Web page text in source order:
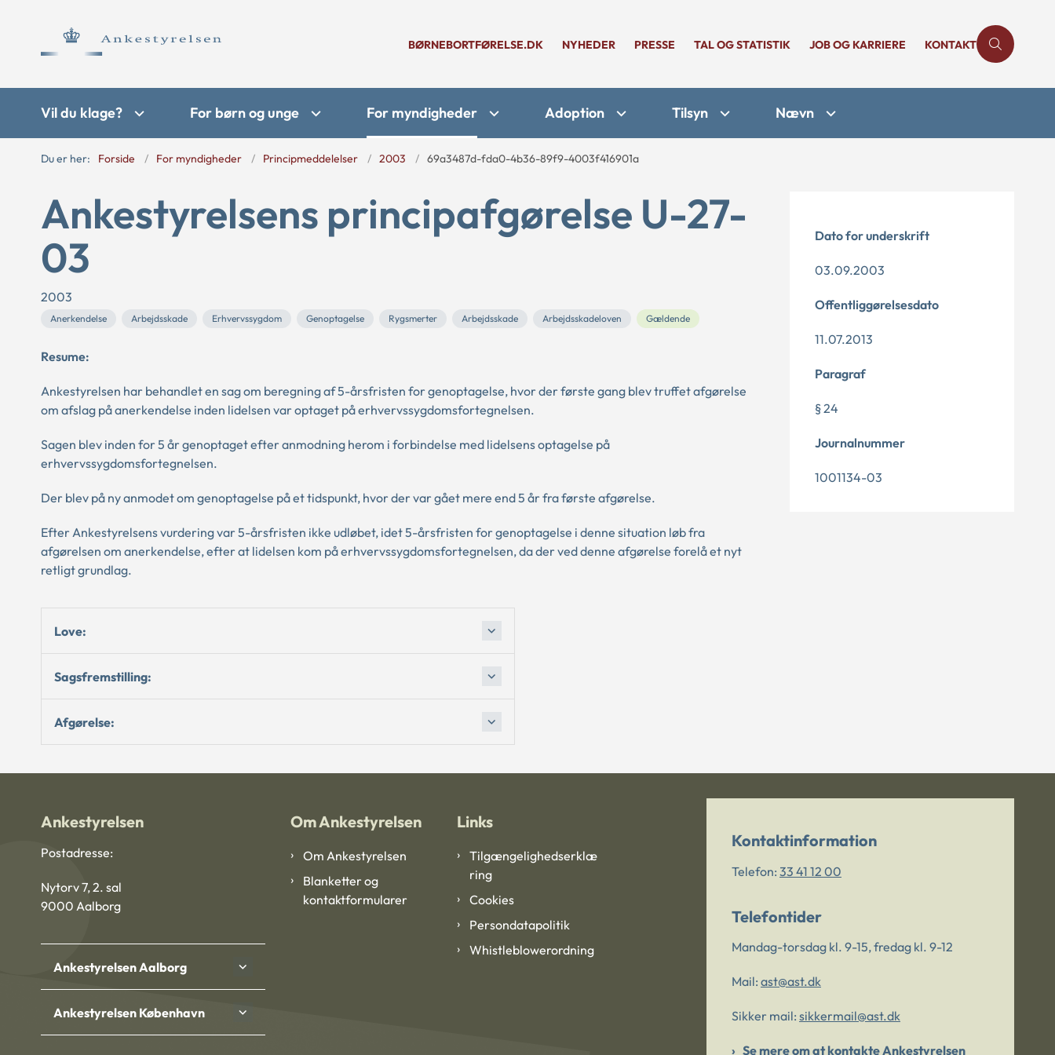
BØRNEBORTFØRELSE.DK NYHEDER PRESSE TAL OG STATISTIK JOB OG KARRIERE KONTAKT
Vil du klage? For børn og unge For myndigheder Adoption Tilsyn Nævn
Du er her: Forside For myndigheder Principmeddelelser 2003 69a3487d-fda0-4b36-89f9-4003f416901a
Ankestyrelsens principafgørelse U-27-
03
2003
Anerkendelse Arbejdsskade Erhvervssygdom Genoptagelse Rygsmerter Arbejdsskade Arbejdsskadeloven Gældende
Resume:
Ankestyrelsen har behandlet en sag om beregning af 5-årsfristen for genoptagelse, hvor der første gang blev truffet afgørelse
om afslag på anerkendelse inden lidelsen var optaget på erhvervssygdomsfortegnelsen.
Sagen blev inden for 5 år genoptaget efter anmodning herom i forbindelse med lidelsens optagelse på
erhvervssygdomsfortegnelsen.
Der blev på ny anmodet om genoptagelse på et tidspunkt, hvor der var gået mere end 5 år fra første afgørelse.
Efter Ankestyrelsens vurdering var 5-årsfristen ikke udløbet, idet 5-årsfristen for genoptagelse i denne situation løb fra
afgørelsen om anerkendelse, efter at lidelsen kom på erhvervssygdomsfortegnelsen, da der ved denne afgørelse forelå et nyt
retligt grundlag.
Love:
Sagsfremstilling:
Afgørelse:
Dato for underskrift
03.09.2003
Offentliggørelsesdato
11.07.2013
Paragraf
§ 24
Journalnummer
1001134-03
Ankestyrelsen
Postadresse:
Nytorv 7, 2. sal
9000 Aalborg
Ankestyrelsen Aalborg
Ankestyrelsen København
Om Ankestyrelsen
Om Ankestyrelsen
Blanketter og
kontaktformularer
Links
Tilgængelighedserklæ
ring
Cookies
Persondatapolitik
Whistleblowerordning
Kontaktinformation
Telefon: 33 41 12 00
Telefontider
Mandag-torsdag kl. 9-15, fredag kl. 9-12
Mail: ast@ast.dk
Sikker mail: sikkermail@ast.dk
Se mere om at kontakte Ankestyrelsen